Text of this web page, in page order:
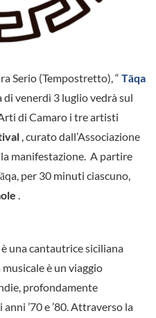
Serio (Tempostretto), “ Tāqa
di venerdì 3 luglio vedrà sul
di Camaro i tre artisti
, curato dall’Associazione
manifestazione. A partire
per 30 minuti ciascuno,
, è una cantautrice siciliana
è un viaggio
profondamente
’70 e ’80. Attraverso la